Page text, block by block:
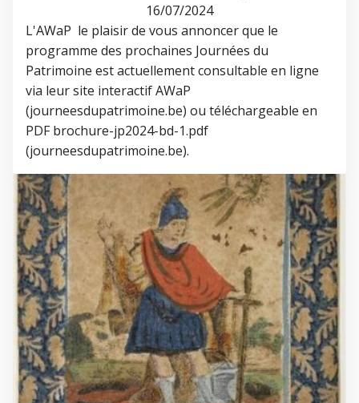
16/07/2024
L'AWaP le plaisir de vous annoncer que le
programme des prochaines Journées du
Patrimoine est actuellement consultable en ligne
via leur site interactif AWaP
(journeesdupatrimoine.be) ou téléchargeable en
PDF brochure-jp2024-bd-1.pdf
(journeesdupatrimoine.be).